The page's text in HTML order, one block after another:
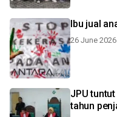
Ibu jual
26 June
JPU
tahun